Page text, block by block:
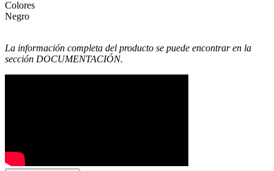
Colores
Negro
La información completa del producto se puede encontrar en la
sección DOCUMENTACIÓN.